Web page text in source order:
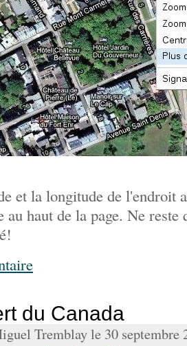
et la longitude de l'endroit
au haut de la page. Ne
du Canada
Tremblay le 30 septembre